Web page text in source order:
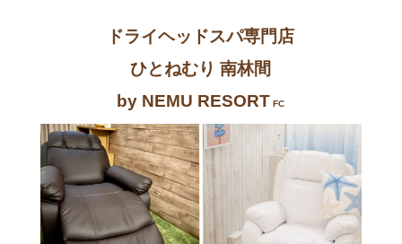
ドライヘッドスパ専門店
ひとねむり 南林間
by NEMU RESORT FC